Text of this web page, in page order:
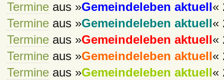
Termineaus »Gemeindeleben aktuell «
Termineaus »Gemeindeleben aktuell «
Termineaus »Gemeindeleben aktuell «
Termineaus »Gemeindeleben aktuell «
Termineaus »Gemeindeleben aktuell «